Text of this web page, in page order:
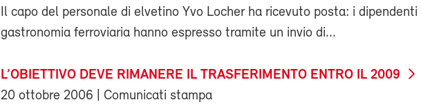
Il capo del personale di elvetino Yvo Locher ha ricevuto posta: i
gastronomia ferroviaria hanno espresso tramite un invio di...
L’OBIETTIVO DEVE RIMANERE IL TRASFERIMENTO ENTRO IL 2009
20 ottobre 2006 | Comunicati stampa